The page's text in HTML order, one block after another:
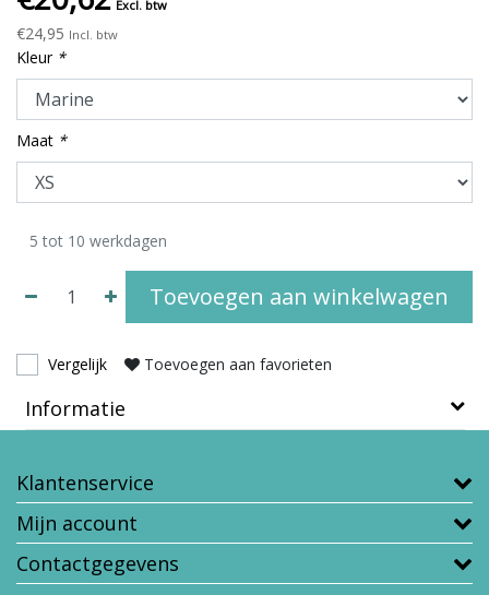
Excl. btw
€24,95 Incl. btw
Kleur *
Maat *
5 tot 10 werkdagen
Toevoegen aan winkelwagen
Vergelijk Toevoegen aan favorieten
Informatie
Klantenservice
Mijn account
Contactgegevens